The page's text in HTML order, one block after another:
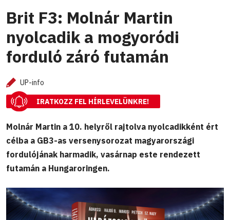
Brit F3: Molnár Martin
nyolcadik a mogyoródi
forduló záró futamán
UP-info
IRATKOZZ FEL HÍRLEVELÜNKRE!
Molnár Martin a 10. helyről rajtolva nyolcadikként ért
célba a GB3-as versenysorozat magyarországi
fordulójának harmadik, vasárnap este rendezett
futamán a Hungaroringen.